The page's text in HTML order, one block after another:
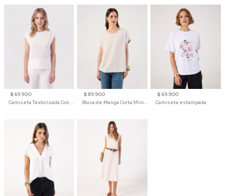
$ 69.900
Camiseta Texturizada Con Hombro Caído Para Mujer
$ 89.900
Blusa de Manga Corta Minimalista para Mujer
$ 69.900
Camiseta estampada